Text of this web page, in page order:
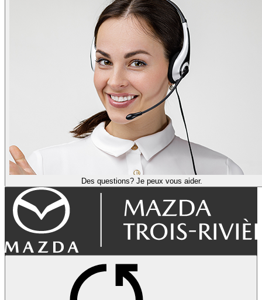
Des questions? Je peux vous aider.